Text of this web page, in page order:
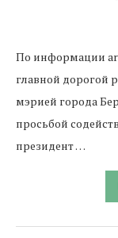
По информации
главной дорогой
мэрией города
просьбой
президент …